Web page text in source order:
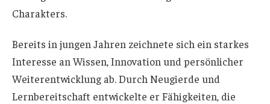
Charakters.
Bereits in jungen Jahren zeichnete sich ein starkes
Interesse an Wissen, Innovation und persönlicher
Weiterentwicklung ab. Durch Neugierde und
Lernbereitschaft entwickelte er Fähigkeiten, die